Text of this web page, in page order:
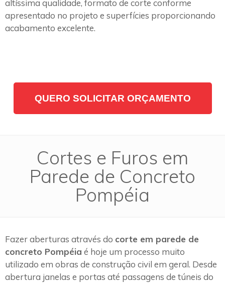
altíssima qualidade, formato de corte conforme
apresentado no projeto e superfícies proporcionando
acabamento excelente.
QUERO SOLICITAR ORÇAMENTO
Cortes e Furos em
Parede de Concreto
Pompéia
Fazer aberturas através do corte em parede de
concreto Pompéia é hoje um processo muito
utilizado em obras de construção civil em geral. Desde
abertura janelas e portas até passagens de túneis do